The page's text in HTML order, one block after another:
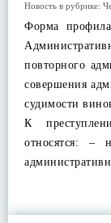
Новость в рубрике:
Форма
повторного
совершения
судимости
К
относятся: –